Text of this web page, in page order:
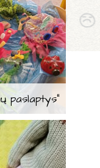
paslaptys“